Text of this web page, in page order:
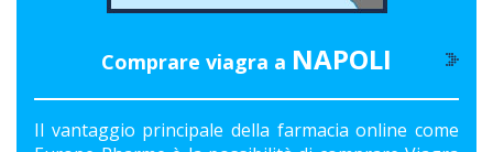
Comprare viagra a NAPOLI
Il vantaggio principale della farmacia online come